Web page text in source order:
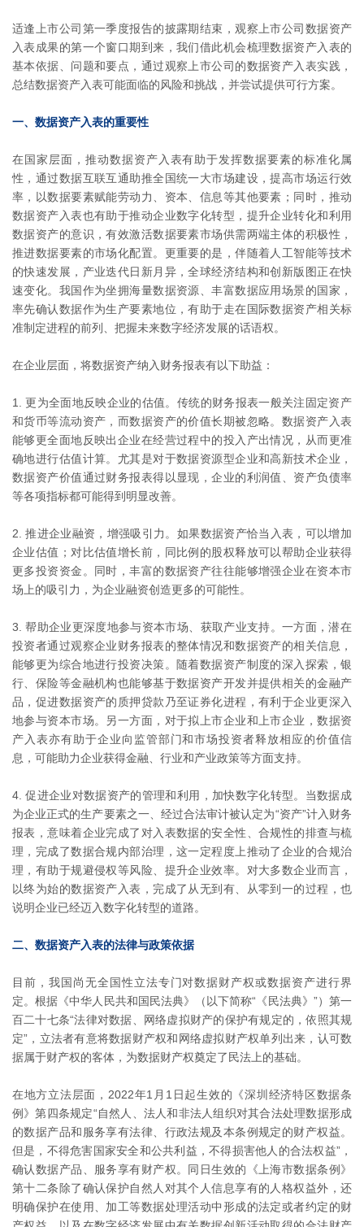
适逢上市公司第一季度报告的披露期结束，观察上市公司数据资产
入表成果的第一个窗口期到来，我们借此机会梳理数据资产入表的
基本依据、问题和要点，通过观察上市公司的数据资产入表实践，
总结数据资产入表可能面临的风险和挑战，并尝试提供可行方案。
一、数据资产入表的重要性
在国家层面，推动数据资产入表有助于发挥数据要素的标准化属
性，通过数据互联互通助推全国统一大市场建设，提高市场运行效
率，以数据要素赋能劳动力、资本、信息等其他要素；同时，推动
数据资产入表也有助于推动企业数字化转型，提升企业转化和利用
数据资产的意识，有效激活数据要素市场供需两端主体的积极性，
推进数据要素的市场化配置。更重要的是，伴随着人工智能等技术
的快速发展，产业迭代日新月异，全球经济结构和创新版图正在快
速变化。我国作为坐拥海量数据资源、丰富数据应用场景的国家，
率先确认数据作为生产要素地位，有助于走在国际数据资产相关标
准制定进程的前列、把握未来数字经济发展的话语权。
在企业层面，将数据资产纳入财务报表有以下助益：
更为全面地反映企业的估值。传统的财务报表一般关注固定资产
和货币等流动资产，而数据资产的价值长期被忽略。数据资产入表
能够更全面地反映出企业在经营过程中的投入产出情况，从而更准
确地进行估值计算。尤其是对于数据资源型企业和高新技术企业，
数据资产价值通过财务报表得以显现，企业的利润值、资产负债率
等各项指标都可能得到明显改善。
推进企业融资，增强吸引力。如果数据资产恰当入表，可以增加
企业估值；对比估值增长前，同比例的股权释放可以帮助企业获得
更多投资资金。同时，丰富的数据资产往往能够增强企业在资本市
场上的吸引力，为企业融资创造更多的可能性。
帮助企业更深度地参与资本市场、获取产业支持。一方面，潜在
投资者通过观察企业财务报表的整体情况和数据资产的相关信息，
能够更为综合地进行投资决策。随着数据资产制度的深入探索，银
行、保险等金融机构也能够基于数据资产开发并提供相关的金融产
品，促进数据资产的质押贷款乃至证券化进程，有利于企业更深入
地参与资本市场。另一方面，对于拟上市企业和上市企业，数据资
产入表亦有助于企业向监管部门和市场投资者释放相应的价值信
息，可能助力企业获得金融、行业和产业政策等方面支持。
促进企业对数据资产的管理和利用，加快数字化转型。当数据成
为企业正式的生产要素之一、经过合法审计被认定为“资产”计入财务
报表，意味着企业完成了对入表数据的安全性、合规性的排查与梳
理，完成了数据合规内部治理，这一定程度上推动了企业的合规治
理，有助于规避侵权等风险、提升企业效率。对大多数企业而言，
以终为始的数据资产入表，完成了从无到有、从零到一的过程，也
说明企业已经迈入数字化转型的道路。
二、数据资产入表的法律与政策依据
目前，我国尚无全国性立法专门对数据财产权或数据资产进行界
定。根据《中华人民共和国民法典》（以下简称“《民法典》”）第一
百二十七条“法律对数据、网络虚拟财产的保护有规定的，依照其规
定”，立法者有意将数据财产权和网络虚拟财产权单列出来，认可数
据属于财产权的客体，为数据财产权奠定了民法上的基础。
在地方立法层面，2022年1月1日起生效的《深圳经济特区数据条
例》第四条规定“自然人、法人和非法人组织对其合法处理数据形成
的数据产品和服务享有法律、行政法规及本条例规定的财产权益。
但是，不得危害国家安全和公共利益，不得损害他人的合法权益”，
确认数据产品、服务享有财产权。同日生效的《上海市数据条例》
第十二条除了确认保护自然人对其个人信息享有的人格权益外，还
明确保护在使用、加工等数据处理活动中形成的法定或者约定的财